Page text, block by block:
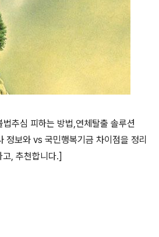
추심 피하는 방법,연체탈출 솔루션
정보와 vs 국민행복기금 차이점을 정리
고, 추천합니다.]